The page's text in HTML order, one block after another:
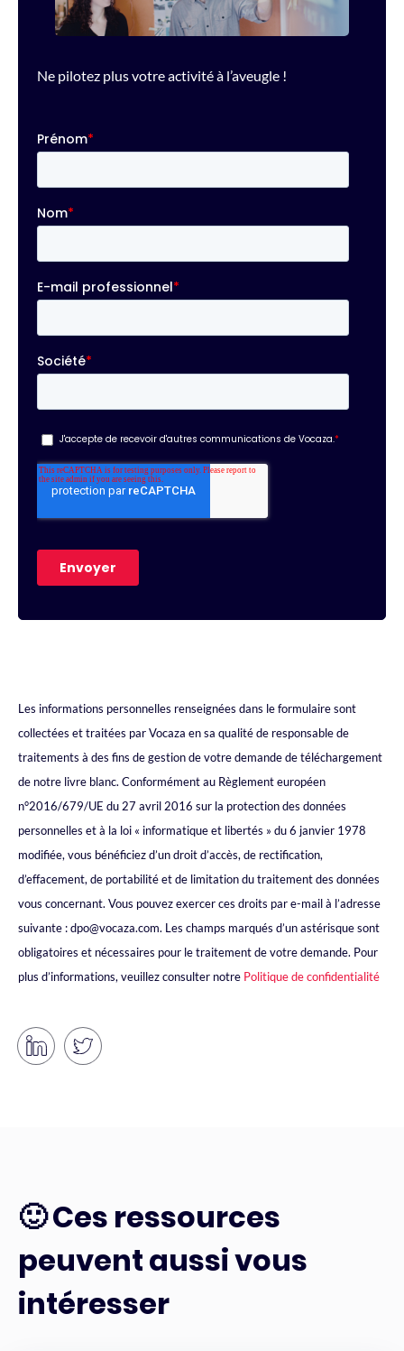
Ne pilotez plus votre activité à l’aveugle !
Les informations personnelles renseignées dans le formulaire sont
collectées et traitées par Vocaza en sa qualité de responsable de
traitements à des fins de gestion de votre demande de téléchargement
de notre livre blanc. Conformément au Règlement européen
n°2016/679/UE du 27 avril 2016 sur la protection des données
personnelles et à la loi « informatique et libertés » du 6 janvier 1978
modifiée, vous bénéficiez d’un droit d’accès, de rectification,
d’effacement, de portabilité et de limitation du traitement des données
vous concernant. Vous pouvez exercer ces droits par e-mail à l’adresse
suivante : dpo@vocaza.com. Les champs marqués d’un astérisque sont
obligatoires et nécessaires pour le traitement de votre demande. Pour
plus d’informations, veuillez consulter notre Politique de confidentialité
🙂 Ces ressources
peuvent aussi vous
intéresser